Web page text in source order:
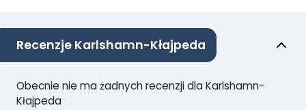
Recenzje Karlshamn-Kłajpeda
Obecnie nie ma żadnych recenzji dla Karlshamn-
Kłajpeda